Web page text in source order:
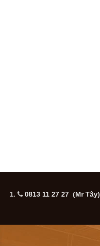
1. 0813 11 27 27 (Mr Tây)